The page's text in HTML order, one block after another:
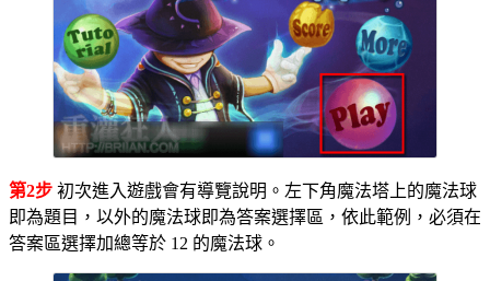
第2步 初次進入遊戲會有導覽說明。左下角魔法塔上的魔法球
即為題目，以外的魔法球即為答案選擇區，依此範例，必須在
答案區選擇加總等於 12 的魔法球。